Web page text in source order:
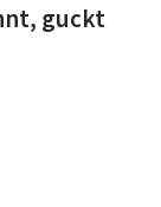
guckt